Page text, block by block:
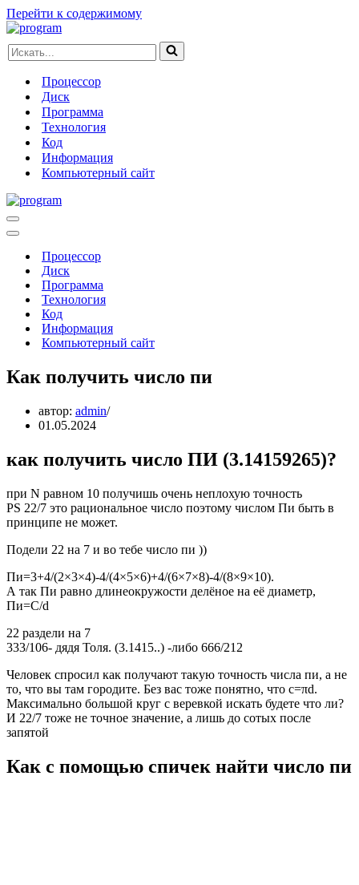
Перейти к содержимому
Искать...
Процессор
Диск
Программа
Технология
Код
Информация
Компьютерный сайт
Меню
навигации
Меню
навигацииПроцессор
Диск
Программа
Технология
Код
Информация
Компьютерный сайт
Как получить число пи
автор: admin
01.05.2024
как получить число ПИ (3.14159265)?
при N равном 10 получишь очень неплохую точность
PS 22/7 это рациональное число поэтому числом Пи быть в
принципе не может.
Подели 22 на 7 и во тебе число пи ))
Пи=3+4/(2×3×4)-4/(4×5×6)+4/(6×7×8)-4/(8×9×10).
А так Пи равно длинеокружости делёное на её диаметр,
Пи=C/d
22 раздели на 7
333/106- дядя Толя. (3.1415..) -либо 666/212
Человек спросил как получают такую точность числа пи, а не
то, что вы там городите. Без вас тоже понятно, что с=πd.
Максимально большой круг с веревкой искать будете что ли?
И 22/7 тоже не точное значение, а лишь до сотых после
запятой
Как с помощью спичек найти число пи